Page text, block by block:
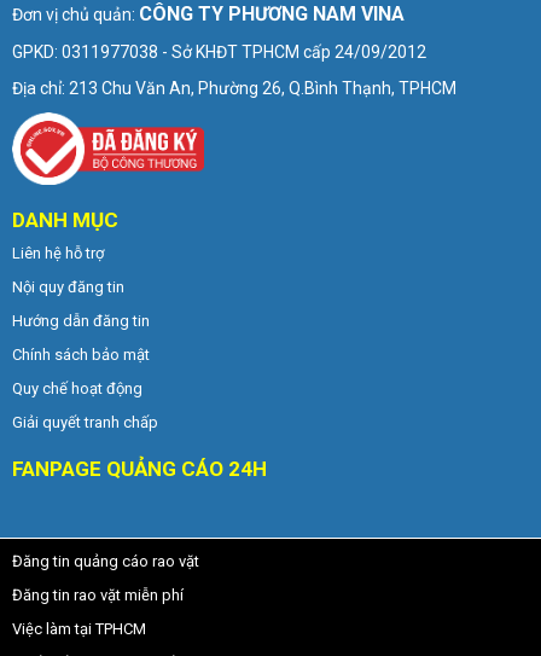
Đơn vị chủ quản: CÔNG TY PHƯƠNG NAM VINA
GPKD: 0311977038 - Sở KHĐT TPHCM cấp 24/09/2012
Địa chỉ: 213 Chu Văn An, Phường 26, Q.Bình Thạnh, TPHCM
DANH MỤC
Liên hệ hỗ trợ
Nội quy đăng tin
Hướng dẫn đăng tin
Chính sách bảo mật
Quy chế hoạt động
Giải quyết tranh chấp
FANPAGE QUẢNG CÁO 24H
Đăng tin quảng cáo rao vặt
Đăng tin rao vặt miễn phí
Việc làm tại TPHCM